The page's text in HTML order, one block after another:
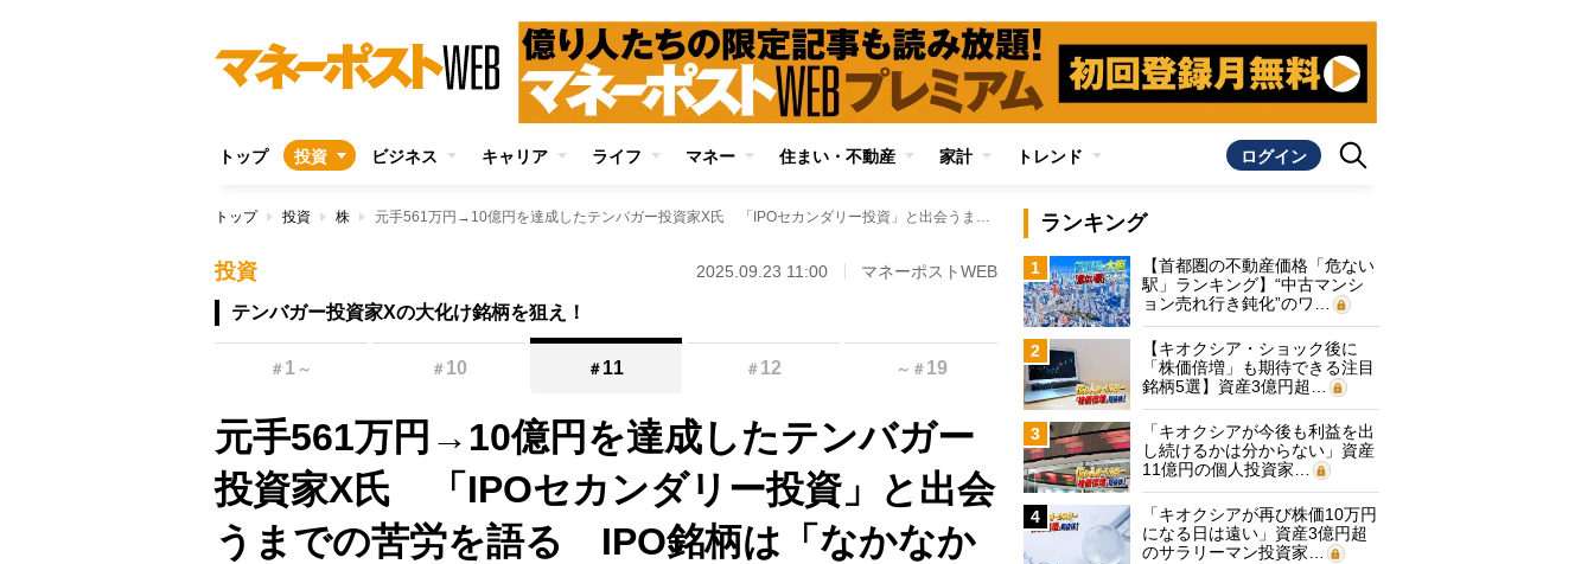
トップ 投資 ビジネス キャリア ライフ マネー 住まい・不動産 家計 トレンド ログイン
トップ 投資 株 元手561万円→10億円を達成したテンバガー投資家X氏 「IPOセカンダリー投資」と出会うまでの苦労を語る IPO銘柄は「なかなか当選しない」「当選しても不人気銘柄」と嘆いた日々
投資 2025.09.23 11:00 マネーポストWEB
テンバガー投資家Xの大化け銘柄を狙え！
＃ 1 ～ ＃ 10 ＃ 11 ＃ 12 ～ ＃ 19
元手561万円→10億円を達成したテンバガー
投資家X氏 「IPOセカンダリー投資」と出会
うまでの苦労を語る IPO銘柄は「なかなか
ランキング
1
【首都圏の不動産価格「危ない
駅」ランキング】“中古マンシ
ョン売れ行き鈍化”のワ…
2
【キオクシア・ショック後に
「株価倍増」も期待できる注目
銘柄5選】資産3億円超…
3
「キオクシアが今後も利益を出
し続けるかは分からない」資産
11億円の個人投資家…
4
「キオクシアが再び株価10万円
になる日は遠い」資産3億円超
のサラリーマン投資家…